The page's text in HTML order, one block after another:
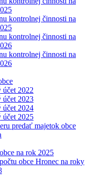
kontrolnej činnosti na
kontrolnej činnosti na
kontrolnej činnosti na
účet 2022
účet 2023
účet 2024
účet 2025
predať majetok obce
na rok 2025
obce Hronec na roky